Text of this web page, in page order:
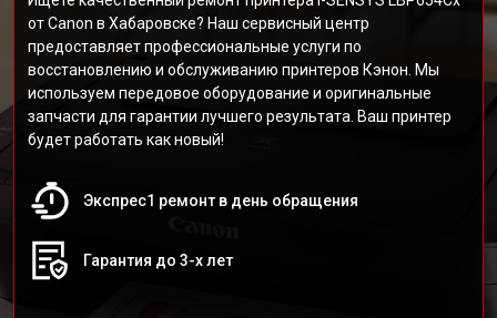
от Canon в Хабаровске? Наш сервисный центр
предоставляет профессиональные услуги по
восстановлению и обслуживанию принтеров Кэнон. Мы
используем передовое оборудование и оригинальные
запчасти для гарантии лучшего результата. Ваш принтер
будет работать как новый!
Экспрес1 ремонт в день обращения
Гарантия до 3-х лет